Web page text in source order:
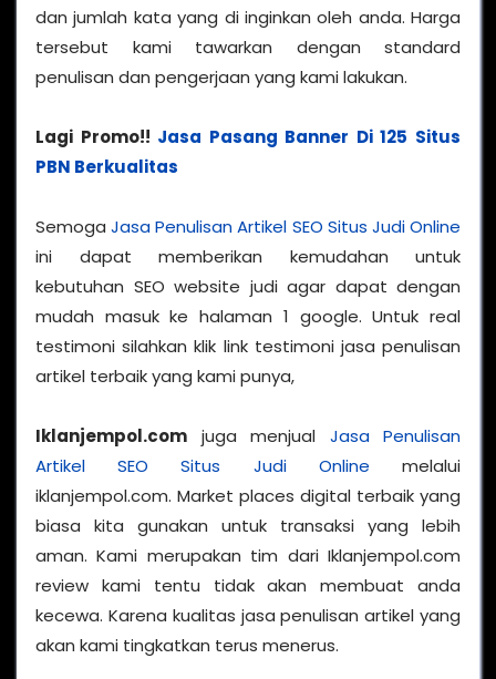
dan jumlah kata yang di inginkan oleh anda. Harga
tersebut kami tawarkan dengan standard
penulisan dan pengerjaan yang kami lakukan.
Lagi Promo!! Jasa Pasang Banner Di 125 Situs
PBN Berkualitas
SemogaJasa Penulisan Artikel SEO Situs Judi Online
ini dapat memberikan kemudahan untuk
kebutuhan SEO website judi agar dapat dengan
mudah masuk ke halaman 1 google. Untuk real
testimoni silahkan klik link testimoni jasa penulisan
artikel terbaik yang kami punya,
Iklanjempol.com juga menjual Jasa Penulisan
Artikel SEO Situs Judi Online melalui
iklanjempol.com. Market places digital terbaik yang
biasa kita gunakan untuk transaksi yang lebih
aman. Kami merupakan tim dari Iklanjempol.com
review kami tentu tidak akan membuat anda
kecewa. Karena kualitas jasa penulisan artikel yang
akan kami tingkatkan terus menerus.